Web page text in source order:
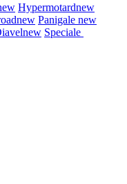
Hypermotardnew
new Panigale new
new Speciale